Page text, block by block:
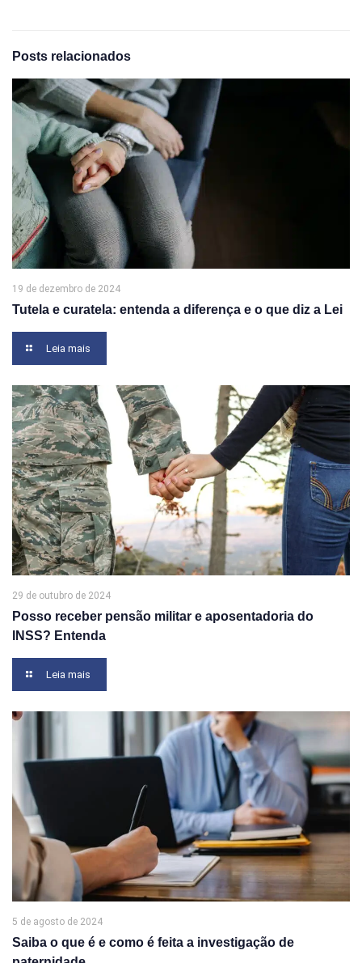
Posts relacionados
19 de dezembro de 2024
Tutela e curatela: entenda a diferença e o que diz a Lei
Leia mais
29 de outubro de 2024
Posso receber pensão militar e aposentadoria do
INSS? Entenda
Leia mais
5 de agosto de 2024
Saiba o que é e como é feita a investigação de